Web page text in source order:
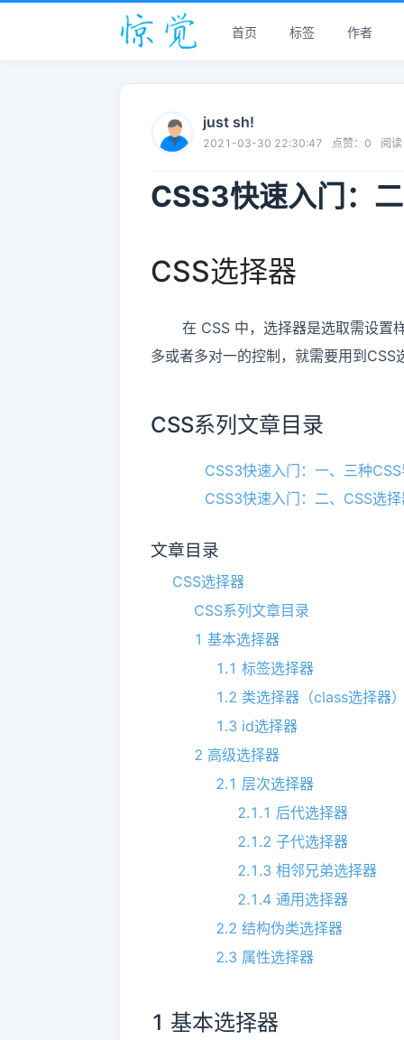
首页 标签 作者
just sh!
2021-03-30 22:30:47 点赞： 0 阅读
CSS3快速入门：
CSS选择器
在 CSS 中，选择器是选取需设置样
多或者多对一的控制，就需要用到CSS
CSS系列文章目录
CSS3快速入门：一、三种
CSS3快速入门：二、CSS选
文章目录
CSS选择器
CSS系列文章目录
1 基本选择器
1.1 标签选择器
1.2 类选择器（class选择器）
1.3 id选择器
2 高级选择器
2.1 层次选择器
2.1.1 后代选择器
2.1.2 子代选择器
2.1.3 相邻兄弟选择器
2.1.4 通用选择器
2.2 结构伪类选择器
2.3 属性选择器
1 基本选择器